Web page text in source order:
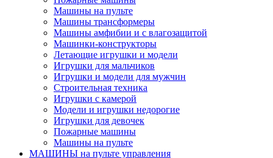
Машины на пульте
Машины трансформеры
Машины амфибии и с влагозащитой
Машинки-конструкторы
Летающие игрушки и модели
Игрушки для мальчиков
Игрушки и модели для мужчин
Строительная техника
Игрушки с камерой
Модели и игрушки недорогие
Игрушки для девочек
Пожарные машины
Машины на пульте
МАШИНЫ на пульте управления